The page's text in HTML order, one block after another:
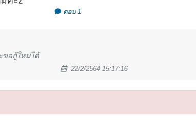
ตอบ 1
ขอกู้ใหม่ได้
22/2/2564 15:17:16